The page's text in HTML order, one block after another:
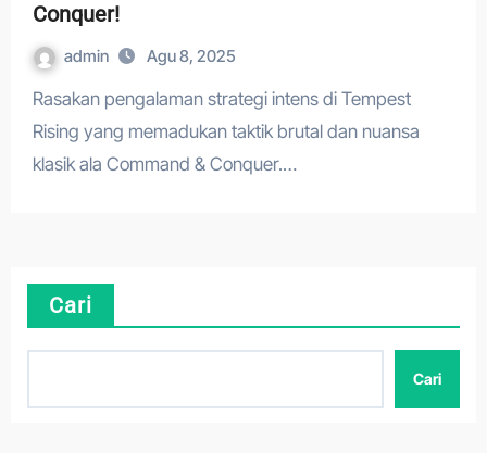
Conquer!
admin Agu 8, 2025
Rasakan pengalaman strategi intens di Tempest
Rising yang memadukan taktik brutal dan nuansa
klasik ala Command & Conquer.…
Cari
Cari